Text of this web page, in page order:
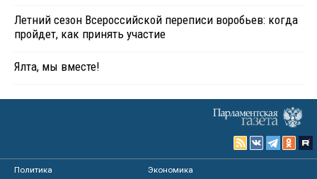
Летний сезон Всероссийской переписи воробьев: когда
пройдет, как принять участие
Ялта, мы вместе!
Политика
Экономика